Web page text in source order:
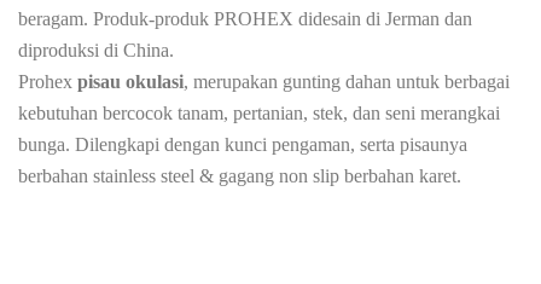
beragam. Produk-produk PROHEX didesain di Jerman dan
diproduksi di China.
Prohex pisau okulasi, merupakan gunting dahan untuk berbagai
kebutuhan bercocok tanam, pertanian, stek, dan seni merangkai
bunga. Dilengkapi dengan kunci pengaman, serta pisaunya
berbahan stainless steel & gagang non slip berbahan karet.